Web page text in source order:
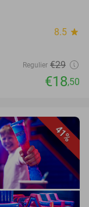
8.5 star
Regulier €29
€18,50
41%